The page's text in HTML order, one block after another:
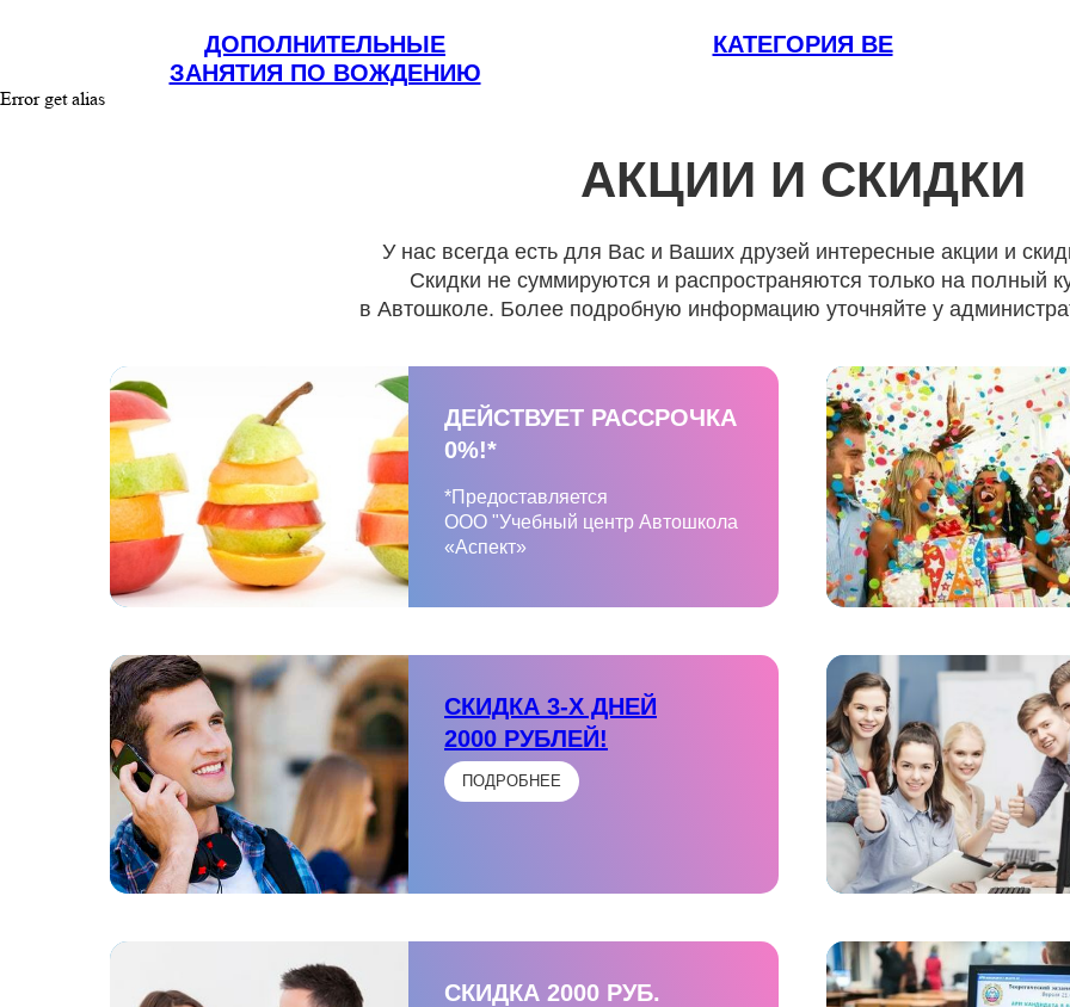
ДОПОЛНИТЕЛЬНЫЕ
ЗАНЯТИЯ ПО ВОЖДЕНИЮ
КАТЕГОРИЯ ВЕ
Error get alias
АКЦИИ И СКИДКИ
У нас всегда есть для Вас и Ваших друзей интересные акции и
Скидки не суммируются и распространяются только на полный
в Автошколе. Более подробную информацию уточняйте у
ДЕЙСТВУЕТ РАССРОЧКА
0%!*
*Предоставляется
ООО "Учебный центр Автошкола
«Аспект»
СКИДКА 3-Х ДНЕЙ
2000 РУБЛЕЙ!
ПОДРОБНЕЕ
СКИДКА 2000 РУБ.